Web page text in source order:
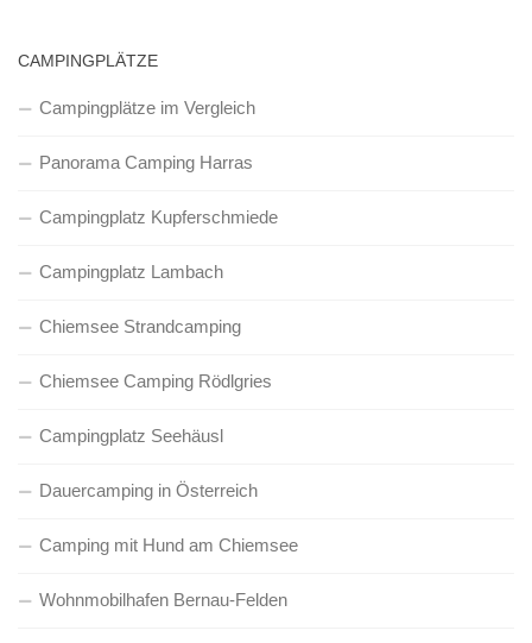
CAMPINGPLÄTZE
Campingplätze im Vergleich
Panorama Camping Harras
Campingplatz Kupferschmiede
Campingplatz Lambach
Chiemsee Strandcamping
Chiemsee Camping Rödlgries
Campingplatz Seehäusl
Dauercamping in Österreich
Camping mit Hund am Chiemsee
Wohnmobilhafen Bernau-Felden